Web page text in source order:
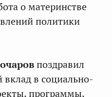
о материнстве
политики
поздравил
в социально-
программы,